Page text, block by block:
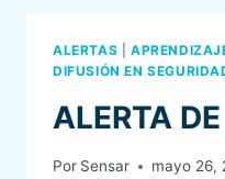
ALERTAS
DIFUSIÓN EN
ALERTA
Por Sensar mayo 26,